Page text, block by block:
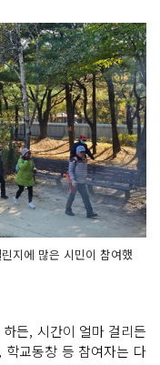
지에 많은 시민이 참여했
든, 시간이 얼마 걸리든
교동창 등 참여자는 다